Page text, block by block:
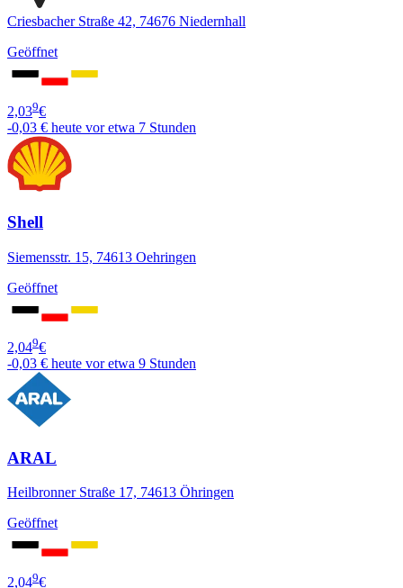
Criesbacher Straße 42, 74676 Niedernhall
Geöffnet
2,039€
-0,03 € heute vor etwa 7 Stunden
Shell
Siemensstr. 15, 74613 Oehringen
Geöffnet
2,049€
-0,03 € heute vor etwa 9 Stunden
ARAL
Heilbronner Straße 17, 74613 Öhringen
Geöffnet
2,049€